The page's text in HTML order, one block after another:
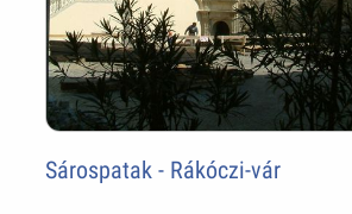
Sárospatak - Rákóczi-vár